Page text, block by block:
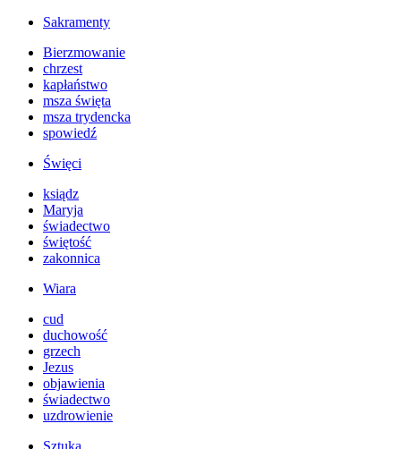
Sakramenty
Bierzmowanie
chrzest
kapłaństwo
msza święta
msza trydencka
spowiedź
Święci
ksiądz
Maryja
świadectwo
świętość
zakonnica
Wiara
cud
duchowość
grzech
Jezus
objawienia
świadectwo
uzdrowienie
Sztuka